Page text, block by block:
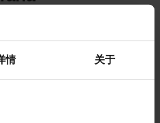
情 关于